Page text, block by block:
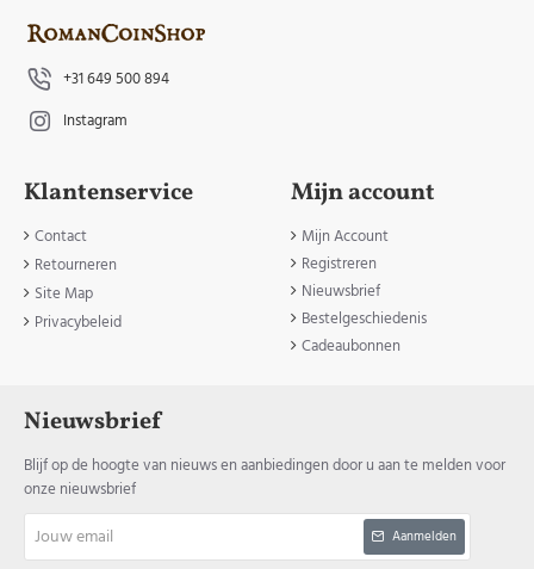
+31 649 500 894
Instagram
Klantenservice
Contact
Retourneren
Site Map
Privacybeleid
Mijn account
Mijn Account
Registreren
Nieuwsbrief
Bestelgeschiedenis
Cadeaubonnen
Nieuwsbrief
Blijf op de hoogte van nieuws en aanbiedingen door u aan te melden voor
onze nieuwsbrief
email
Aanmelden